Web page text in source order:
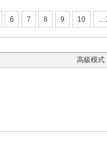
6 7 8 9 10 ...
高級模式